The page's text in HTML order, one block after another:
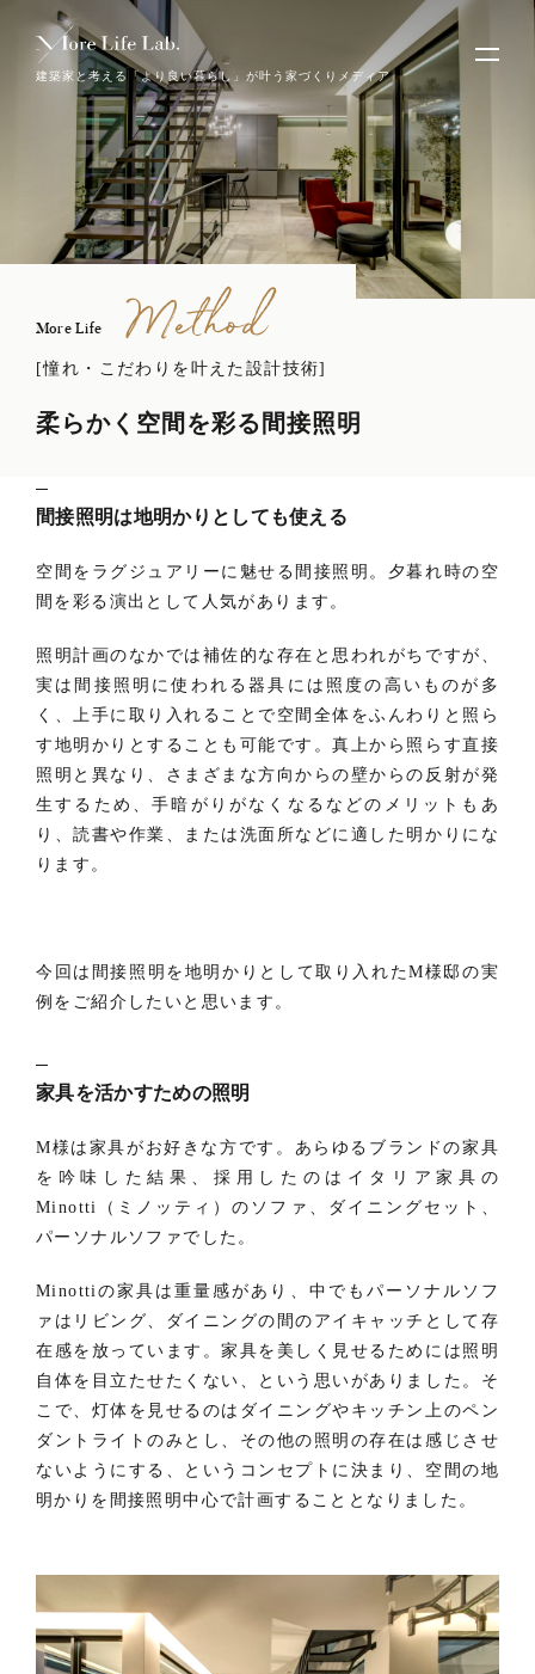
建築家と考える「より良い暮らし」が叶う家づくりメディア
More Life Method
[憧れ・こだわりを叶えた設計技術]
柔らかく空間を彩る間接照明
間接照明は地明かりとしても使える
空間をラグジュアリーに魅せる間接照明。夕暮れ時の空
間を彩る演出として人気があります。
照明計画のなかでは補佐的な存在と思われがちですが、
実は間接照明に使われる器具には照度の高いものが多
く、上手に取り入れることで空間全体をふんわりと照ら
す地明かりとすることも可能です。真上から照らす直接
照明と異なり、さまざまな方向からの壁からの反射が発
生するため、手暗がりがなくなるなどのメリットもあ
り、読書や作業、または洗面所などに適した明かりにな
ります。
今回は間接照明を地明かりとして取り入れたM様邸の実
例をご紹介したいと思います。
家具を活かすための照明
M様は家具がお好きな方です。あらゆるブランドの家具
を吟味した結果、採用したのはイタリア家具の
Minotti（ミノッティ）のソファ、ダイニングセット、
パーソナルソファでした。
Minottiの家具は重量感があり、中でもパーソナルソフ
ァはリビング、ダイニングの間のアイキャッチとして存
在感を放っています。家具を美しく見せるためには照明
自体を目立たせたくない、という思いがありました。そ
こで、灯体を見せるのはダイニングやキッチン上のペン
ダントライトのみとし、その他の照明の存在は感じさせ
ないようにする、というコンセプトに決まり、空間の地
明かりを間接照明中心で計画することとなりました。